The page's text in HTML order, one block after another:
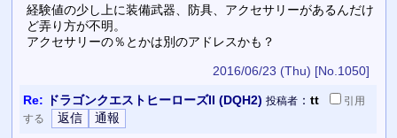
経験値の少し上に装備武器、防具、アクセサリーがあるんだけ
ど弄り方が不明。
アクセサリーの％とかは別のアドレスかも？
2016/06/23 (Thu) [No.1050]
Re: ドラゴンクエストヒーローズII (DQH2) 投稿者： tt
引用
する